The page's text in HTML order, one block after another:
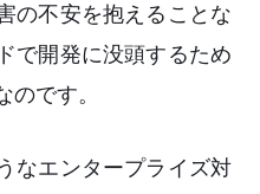
の不安を抱えることな
で開発に没頭するため
です。
なエンタープライズ対